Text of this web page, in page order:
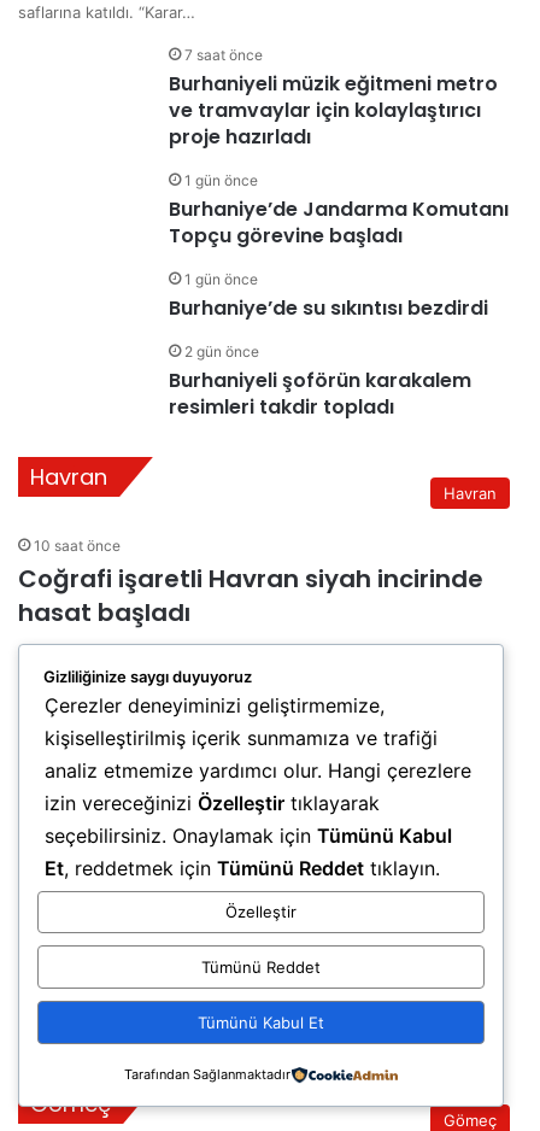
saflarına katıldı. “Karar…
7 saat önce
Burhaniyeli müzik eğitmeni metro
ve tramvaylar için kolaylaştırıcı
proje hazırladı
1 gün önce
Burhaniye’de Jandarma Komutanı
Topçu görevine başladı
1 gün önce
Burhaniye’de su sıkıntısı bezdirdi
2 gün önce
Burhaniyeli şoförün karakalem
resimleri takdir topladı
Havran
Havran
10 saat önce
Coğrafi işaretli Havran siyah incirinde
hasat başladı
Havran siyah incirinde hasat sezonunun başladığını belirterek
üreticilere bereketli bir sezon diledi.…
5 gün önce
MHP Havran İlçe Teşkilatında
Kongre Heyecanı: Osman Coşkun
Yeni İlçe Başkanı Oldu
6 gün önce
Genç Sporculardan Havran’da
Tarih ve Kültür Yolculuğu
1 hafta önce
Havran’a Yeni Bir Eğitim Yuvası
Kazandırılıyor
Gömeç
Gömeç
Gizliliğinize saygı duyuyoruz
Çerezler deneyiminizi geliştirmemize,
kişiselleştirilmiş içerik sunmamıza ve trafiği
analiz etmemize yardımcı olur. Hangi çerezlere
izin vereceğinizi Özelleştir tıklayarak
seçebilirsiniz. Onaylamak için Tümünü Kabul
Et, reddetmek için Tümünü Reddet tıklayın.
Özelleştir
Tümünü Reddet
Tümünü Kabul Et
Tarafından Sağlanmaktadır